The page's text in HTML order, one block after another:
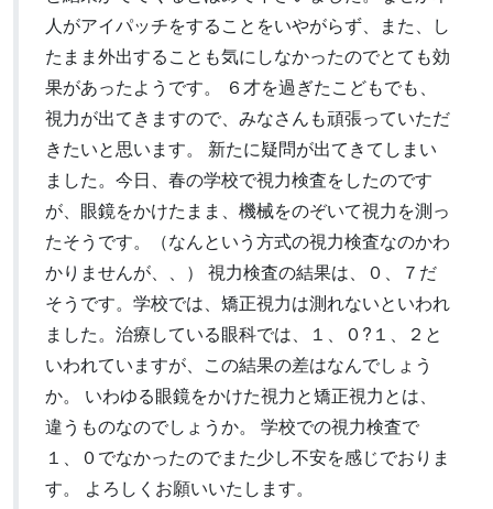
人がアイパッチをすることをいやがらず、また、し
たまま外出することも気にしなかったのでとても効
果があったようです。 ６才を過ぎたこどもでも、
視力が出てきますので、みなさんも頑張っていただ
きたいと思います。 新たに疑問が出てきてしまい
ました。今日、春の学校で視力検査をしたのです
が、眼鏡をかけたまま、機械をのぞいて視力を測っ
たそうです。（なんという方式の視力検査なのかわ
かりませんが、、） 視力検査の結果は、０、７だ
そうです。学校では、矯正視力は測れないといわれ
ました。治療している眼科では、１、０?１、２と
いわれていますが、この結果の差はなんでしょう
か。 いわゆる眼鏡をかけた視力と矯正視力とは、
違うものなのでしょうか。 学校での視力検査で
１、０でなかったのでまた少し不安を感じでおりま
す。 よろしくお願いいたします。